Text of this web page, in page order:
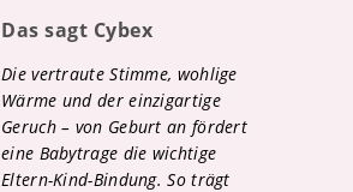
Das sagt Cybex
Die vertraute Stimme, wohlige
Wärme und der einzigartige
Geruch – von Geburt an fördert
eine Babytrage die wichtige
Eltern-Kind-Bindung. So trägt